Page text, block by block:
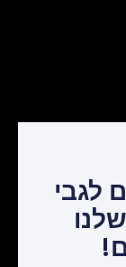
לגבי